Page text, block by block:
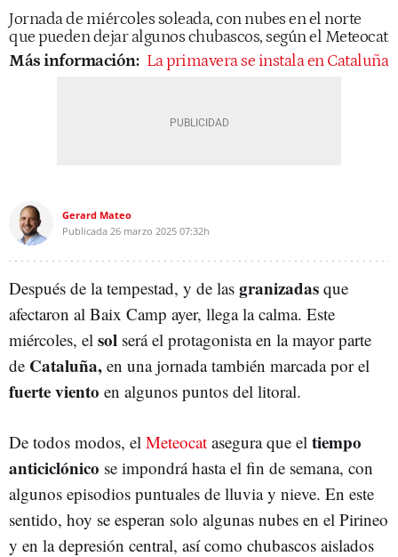
Jornada de miércoles soleada, con nubes en el norte
que pueden dejar algunos chubascos, según el Meteocat
Más información: La primavera se instala en Cataluña
Gerard Mateo
Publicada 26 marzo 2025 07:32h
Después de la tempestad, y de las granizadas que
afectaron al Baix Camp ayer, llega la calma. Este
miércoles, el sol será el protagonista en la mayor parte
de Cataluña, en una jornada también marcada por el
fuerte viento en algunos puntos del litoral.
De todos modos, el Meteocat asegura que el tiempo
anticiclónico se impondrá hasta el fin de semana, con
algunos episodios puntuales de lluvia y nieve. En este
sentido, hoy se esperan solo algunas nubes en el Pirineo
y en la depresión central, así como chubascos aislados